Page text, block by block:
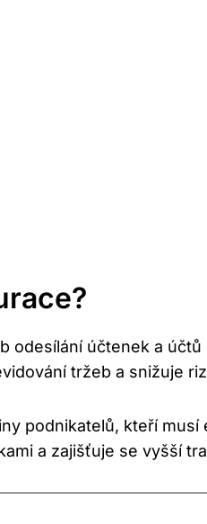
odesílání účtenek a
tržeb a snižuje
podnikatelů, kteří
a zajišťuje se vyšší